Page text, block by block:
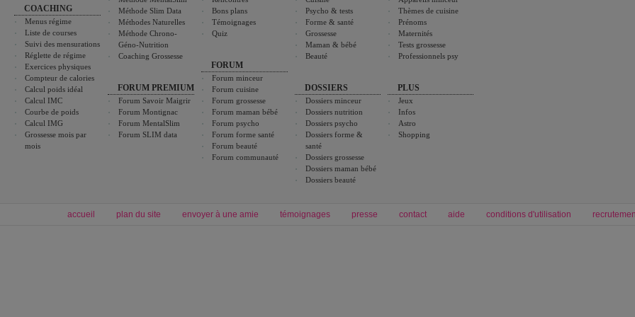
COACHING
Menus régime
Liste de courses
Suivi des mensurations
Réglette de régime
Exercices physiques
Compteur de calories
Calcul poids idéal
Calcul IMC
Courbe de poids
Calcul IMG
Grossesse mois par
mois
Méthode Slim Data
Méthodes Naturelles
Méthode Chrono-
Géno-Nutrition
Coaching Grossesse
FORUM PREMIUM
Forum Savoir Maigrir
Forum Montignac
Forum MentalSlim
Forum SLIM data
Bons plans
Témoignages
Quiz
FORUM
Forum minceur
Forum cuisine
Forum grossesse
Forum maman bébé
Forum psycho
Forum forme santé
Forum beauté
Forum communauté
Psycho & tests
Forme & santé
Grossesse
Maman & bébé
Beauté
DOSSIERS
Dossiers minceur
Dossiers nutrition
Dossiers psycho
Dossiers forme &
santé
Dossiers grossesse
Dossiers maman bébé
Dossiers beauté
Thèmes de cuisine
Prénoms
Maternités
Tests grossesse
Professionnels psy
PLUS
Jeux
Infos
Astro
Shopping
accueil plan du site envoyer à une amie témoignages presse contact aide conditions d'utilisation